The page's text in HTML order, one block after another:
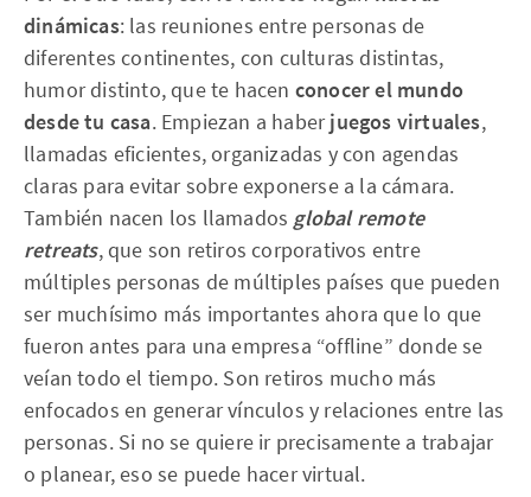
dinámicas: las reuniones entre personas de
diferentes continentes, con culturas distintas,
humor distinto, que te hacen conocer el mundo
desde tu casa. Empiezan a haberjuegos virtuales,
llamadas eficientes, organizadas y con agendas
claras para evitar sobre exponerse a la cámara.
También nacen los llamados global remote
retreats, que son retiros corporativos entre
múltiples personas de múltiples países que pueden
ser muchísimo más importantes ahora que lo que
fueron antes para una empresa “offline” donde se
veían todo el tiempo. Son retiros mucho más
enfocados en generar vínculos y relaciones entre las
personas. Si no se quiere ir precisamente a trabajar
o planear, eso se puede hacer virtual.